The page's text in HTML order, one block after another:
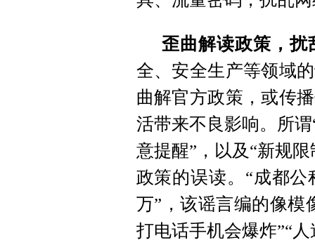
歪曲解读政策，扰
全、安全生产等领域
曲解官方政策，或传
活带来不良影响。所
意提醒”，以及“新规
政策的误读。“成都公
万”，该谣言编的像模
打电话手机会爆炸”“